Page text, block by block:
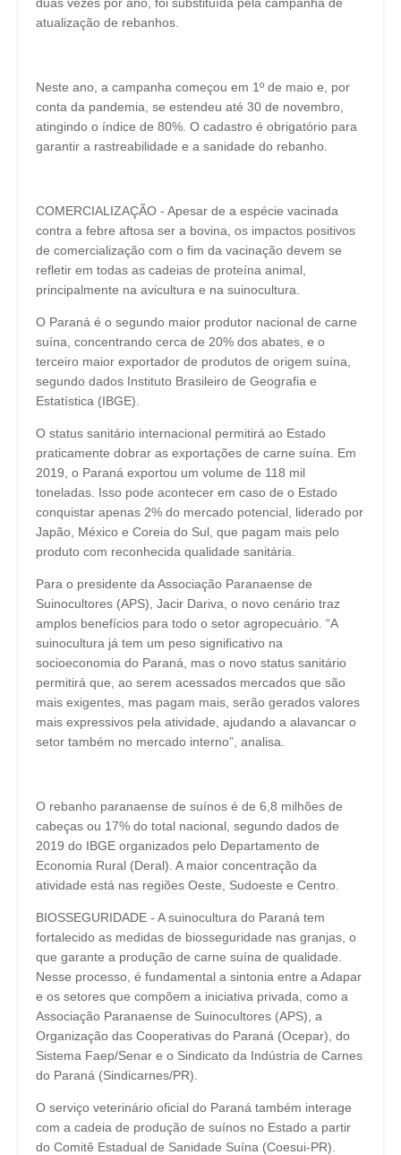
atualização de rebanhos.
Neste ano, a campanha começou em 1º de maio e, por
conta da pandemia, se estendeu até 30 de novembro,
atingindo o índice de 80%. O cadastro é obrigatório para
garantir a rastreabilidade e a sanidade do rebanho.
COMERCIALIZAÇÃO - Apesar de a espécie vacinada
contra a febre aftosa ser a bovina, os impactos positivos
de comercialização com o fim da vacinação devem se
refletir em todas as cadeias de proteína animal,
principalmente na avicultura e na suinocultura.
O Paraná é o segundo maior produtor nacional de carne
suína, concentrando cerca de 20% dos abates, e o
terceiro maior exportador de produtos de origem suína,
segundo dados Instituto Brasileiro de Geografia e
Estatística (IBGE).
O status sanitário internacional permitirá ao Estado
praticamente dobrar as exportações de carne suína. Em
2019, o Paraná exportou um volume de 118 mil
toneladas. Isso pode acontecer em caso de o Estado
conquistar apenas 2% do mercado potencial, liderado por
Japão, México e Coreia do Sul, que pagam mais pelo
produto com reconhecida qualidade sanitária.
Para o presidente da Associação Paranaense de
Suinocultores (APS), Jacir Dariva, o novo cenário traz
amplos benefícios para todo o setor agropecuário. “A
suinocultura já tem um peso significativo na
socioeconomia do Paraná, mas o novo status sanitário
permitirá que, ao serem acessados mercados que são
mais exigentes, mas pagam mais, serão gerados valores
mais expressivos pela atividade, ajudando a alavancar o
setor também no mercado interno”, analisa.
O rebanho paranaense de suínos é de 6,8 milhões de
cabeças ou 17% do total nacional, segundo dados de
2019 do IBGE organizados pelo Departamento de
Economia Rural (Deral). A maior concentração da
atividade está nas regiões Oeste, Sudoeste e Centro.
BIOSSEGURIDADE - A suinocultura do Paraná tem
fortalecido as medidas de biosseguridade nas granjas, o
que garante a produção de carne suína de qualidade.
Nesse processo, é fundamental a sintonia entre a Adapar
e os setores que compõem a iniciativa privada, como a
Associação Paranaense de Suinocultores (APS), a
Organização das Cooperativas do Paraná (Ocepar), do
Sistema Faep/Senar e o Sindicato da Indústria de Carnes
do Paraná (Sindicarnes/PR).
O serviço veterinário oficial do Paraná também interage
com a cadeia de produção de suínos no Estado a partir
do Comitê Estadual de Sanidade Suína (Coesui-PR).